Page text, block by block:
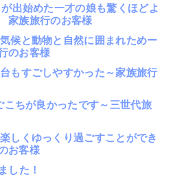
出始めた一才の娘も驚くほどよ
家族旅行のお客様
候と動物と自然に囲まれためー
のお客様
もすごしやすかった～家族旅行
こちが良かったです～三世代旅
しくゆっくり過ごすことができ
お客様
した！